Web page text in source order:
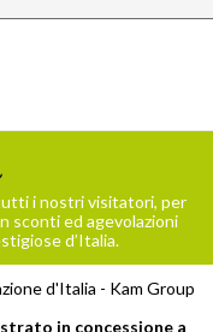
i nostri visitatori, per
sconti ed agevolazioni
d’Italia.
d'Italia - Kam Group
in concessione a